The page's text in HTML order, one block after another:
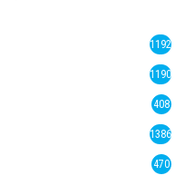
1192
1190
408
1386
470